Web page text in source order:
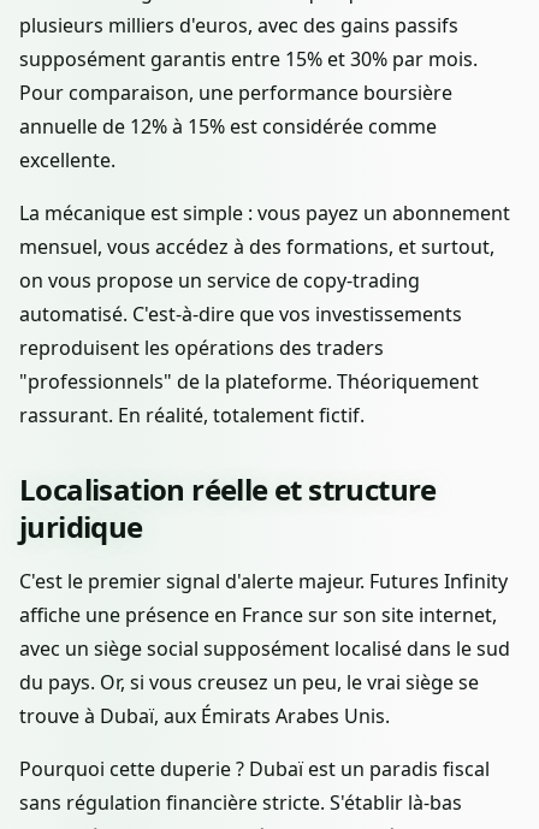
plusieurs milliers d'euros, avec des gains passifs
supposément garantis entre 15% et 30% par mois.
Pour comparaison, une performance boursière
annuelle de 12% à 15% est considérée comme
excellente.
La mécanique est simple : vous payez un abonnement
mensuel, vous accédez à des formations, et surtout,
on vous propose un service de copy-trading
automatisé. C'est-à-dire que vos investissements
reproduisent les opérations des traders
"professionnels" de la plateforme. Théoriquement
rassurant. En réalité, totalement fictif.
Localisation réelle et structure
juridique
C'est le premier signal d'alerte majeur. Futures Infinity
affiche une présence en France sur son site internet,
avec un siège social supposément localisé dans le sud
du pays. Or, si vous creusez un peu, le vrai siège se
trouve à Dubaï, aux Émirats Arabes Unis.
Pourquoi cette duperie ? Dubaï est un paradis fiscal
sans régulation financière stricte. S'établir là-bas